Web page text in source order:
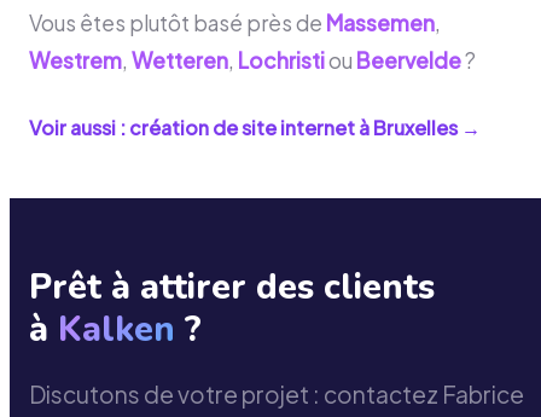
Vous êtes plutôt basé près de Massemen,
Westrem, Wetteren, Lochristiou Beervelde?
Voir aussi : création de site internet àBruxelles→
Prêt à attirer des clients
à Kalken ?
Discutons de votre projet : contactez Fabrice